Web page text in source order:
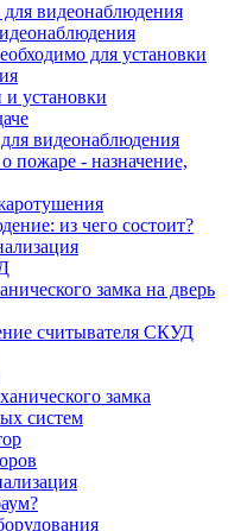
видеонаблюдения
для установки
установки
видеонаблюдения
пожаре - назначение,
из чего состоит?
замка на дверь
считывателя СКУД
замка
систем